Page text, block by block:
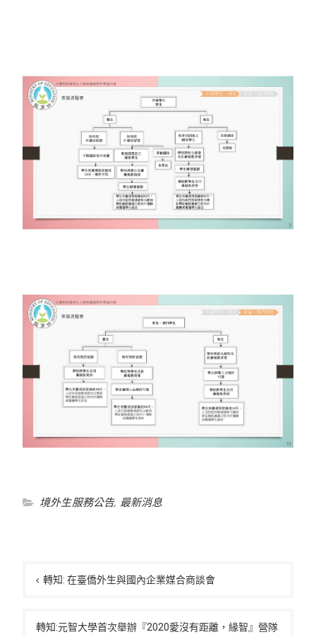
境外生服務公告, 最新消息
章
覽
轉知: 在臺僑外生與國內企業媒合商談會
轉知:元智大學首次舉辦『2020愛沒有距離，緣智』營隊